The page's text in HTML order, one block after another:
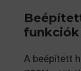
funkciók
A beépített